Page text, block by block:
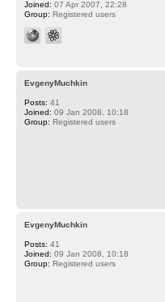
Joined: 07 Apr 2007, 22:28
Group: Registered users
EvgenyMuchkin
Posts: 41
Joined: 09 Jan 2008, 10:18
Group: Registered users
EvgenyMuchkin
Posts: 41
Joined: 09 Jan 2008, 10:18
Group: Registered users